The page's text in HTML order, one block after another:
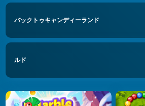
バックトゥキャンディーランド
ルド